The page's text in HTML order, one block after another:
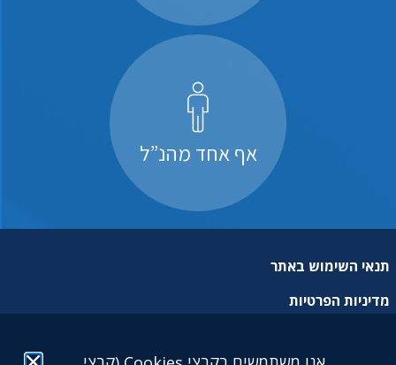
אף אחד מהנ”ל
תנאי השימוש באתר
מדיניות הפרטיות